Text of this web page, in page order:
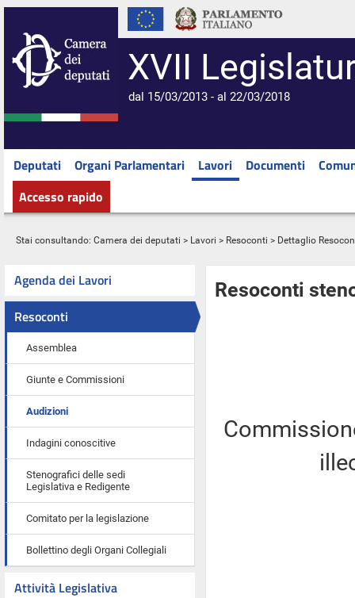
XVII
dal 15/03/2013 - al 22/03/2018
Deputati Organi Parlamentari Lavori Documenti
Accesso rapido
Stai consultando: Camera dei deputati > Lavori > Resoconti > Dettaglio
Agenda dei Lavori
Resoconti
Assemblea
Giunte e Commissioni
Audizioni
Indagini conoscitive
Stenografici delle sedi
Legislativa e Redigente
Comitato per la legislazione
Bollettino degli Organi Collegiali
Attività Legislativa
Resoconti